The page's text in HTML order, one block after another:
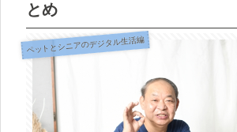
とめ
ペットとシニアのデジタル生活編